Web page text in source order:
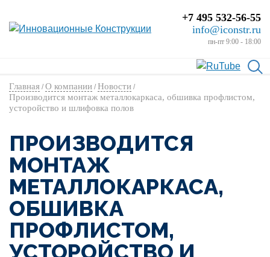
+7 495 532-56-55
info@iconstr.ru
пн-пт 9:00 - 18:00
Главная / О компании / Новости /
Производится монтаж металлокаркаса, обшивка профлистом,
усторойство и шлифовка полов
ПРОИЗВОДИТСЯ
МОНТАЖ
МЕТАЛЛОКАРКАСА,
ОБШИВКА
ПРОФЛИСТОМ,
УСТОРОЙСТВО И